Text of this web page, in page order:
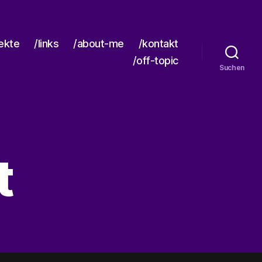
/links /about-me
/kontakt
/off-topic
Suchen